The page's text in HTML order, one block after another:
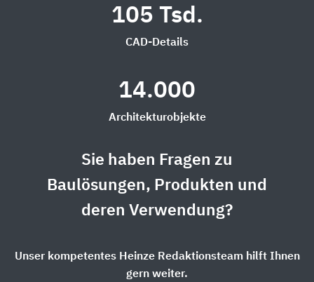
105 Tsd.
CAD-Details
14.000
Architekturobjekte
Sie haben Fragen zu
Baulösungen, Produkten und
deren Verwendung?
Unser kompetentes Heinze Redaktionsteam hilft Ihnen
gern weiter.